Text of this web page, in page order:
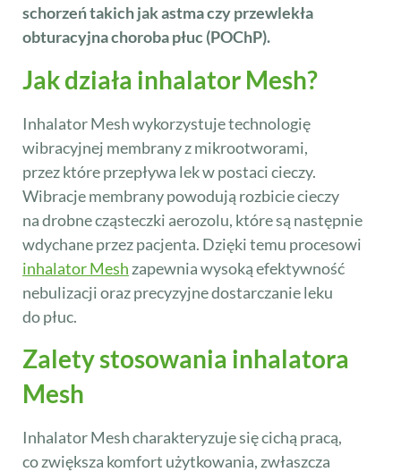
schorzeń takich jak astma czy przewlekła
obturacyjna choroba płuc (POChP).
Jak działa inhalator Mesh?
Inhalator Mesh wykorzystuje technologię
wibracyjnej membrany z mikrootworami,
przez które przepływa lek w postaci cieczy.
Wibracje membrany powodują rozbicie cieczy
na drobne cząsteczki aerozolu, które są następnie
wdychane przez pacjenta. Dzięki temu procesowi
inhalator Mesh zapewnia wysoką efektywność
nebulizacji oraz precyzyjne dostarczanie leku
do płuc.
Zalety stosowania inhalatora
Mesh
Inhalator Mesh charakteryzuje się cichą pracą,
co zwiększa komfort użytkowania, zwłaszcza